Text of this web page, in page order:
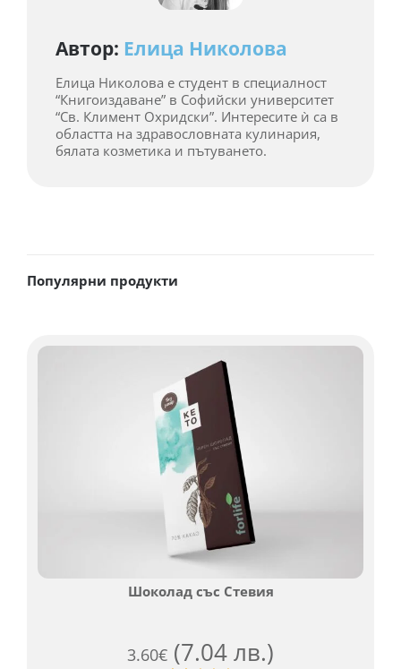
Популярни продукти
Шоколад със Стевия
3.60€ (7.04 лв.)
Автор: Елица Николова
Елица Николова е студент в специалност
“Книгоиздаване” в Софийски университет
“Св. Климент Охридски”. Интересите ѝ са в
областта на здравословната кулинария,
бялата козметика и пътуването.